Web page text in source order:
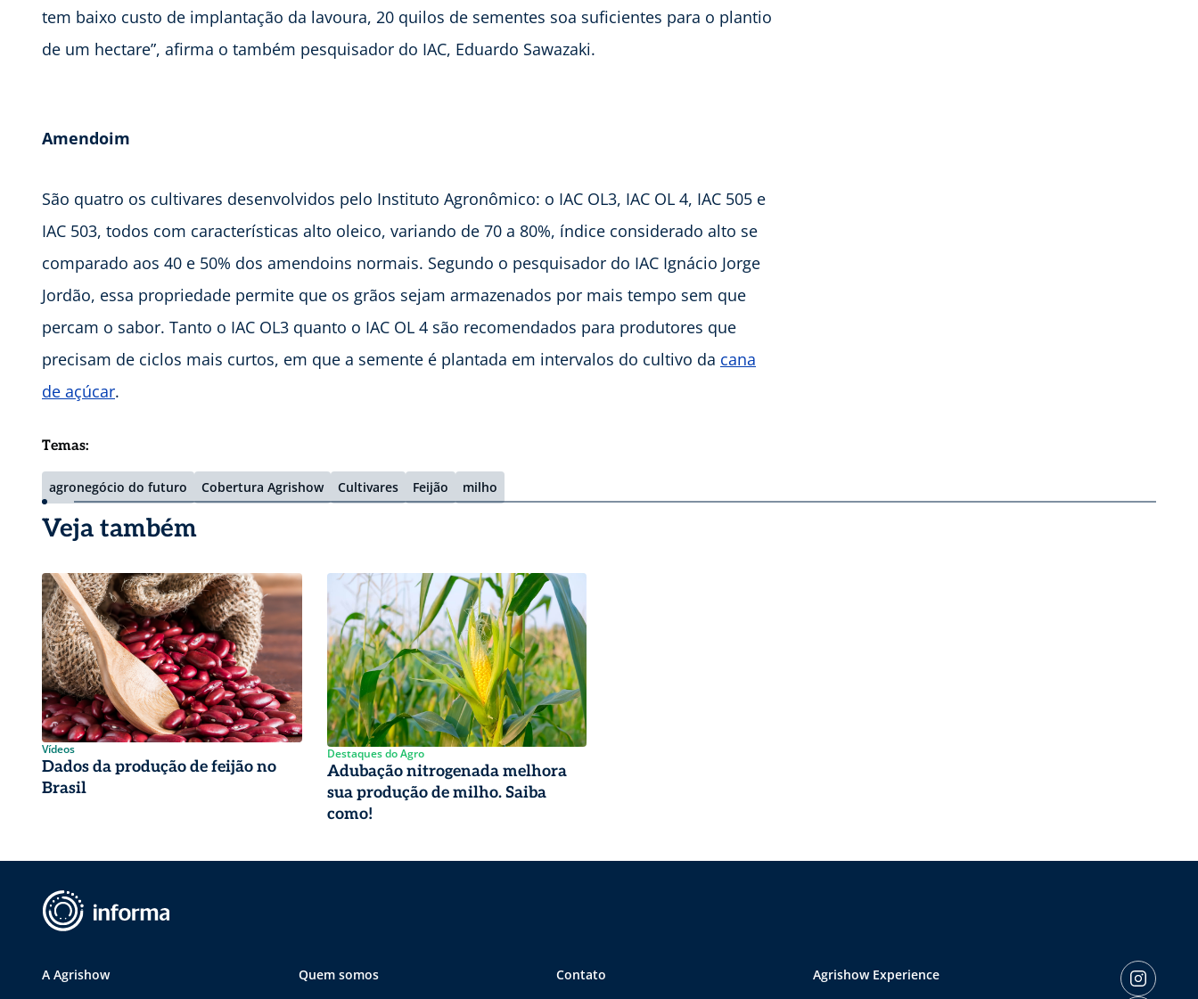
tem baixo custo de implantação da lavoura, 20 quilos de sementes soa suficientes para o plantio
de um hectare”, afirma o também pesquisador do IAC, Eduardo Sawazaki.
Amendoim
São quatro os cultivares desenvolvidos pelo Instituto Agronômico: o IAC OL3, IAC OL 4, IAC 505 e
IAC 503, todos com características alto oleico, variando de 70 a 80%, índice considerado alto se
comparado aos 40 e 50% dos amendoins normais. Segundo o pesquisador do IAC Ignácio Jorge
Jordão, essa propriedade permite que os grãos sejam armazenados por mais tempo sem que
percam o sabor. Tanto o IAC OL3 quanto o IAC OL 4 são recomendados para produtores que
precisam de ciclos mais curtos, em que a semente é plantada em intervalos do cultivo da cana
de açúcar.
Temas:
agronegócio do futuro Cobertura Agrishow Cultivares Feijão milho
Veja também
Vídeos
Dados da produção de feijão no
Brasil
Destaques do Agro
Adubação nitrogenada melhora
sua produção de milho. Saiba
como!
A Agrishow Quem somos Contato Agrishow Experience